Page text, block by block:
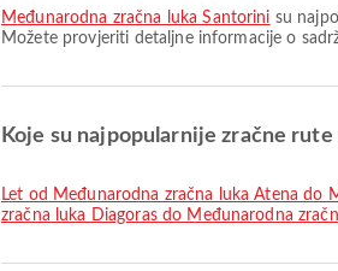
Međunarodna zračna luka Santorini su
Možete provjeriti detaljne informacije o
Koje su najpopularnije zračne
let od Međunarodna zračna luka Atena do
zračna luka Diagoras do Međunarodna